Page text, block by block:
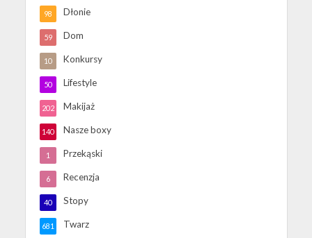
Dłonie
98
Dom
59
Konkursy
10
Lifestyle
50
Makijaż
202
Nasze boxy
140
Przekąski
1
Recenzja
6
Stopy
40
Twarz
681